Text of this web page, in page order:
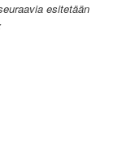
esitetään